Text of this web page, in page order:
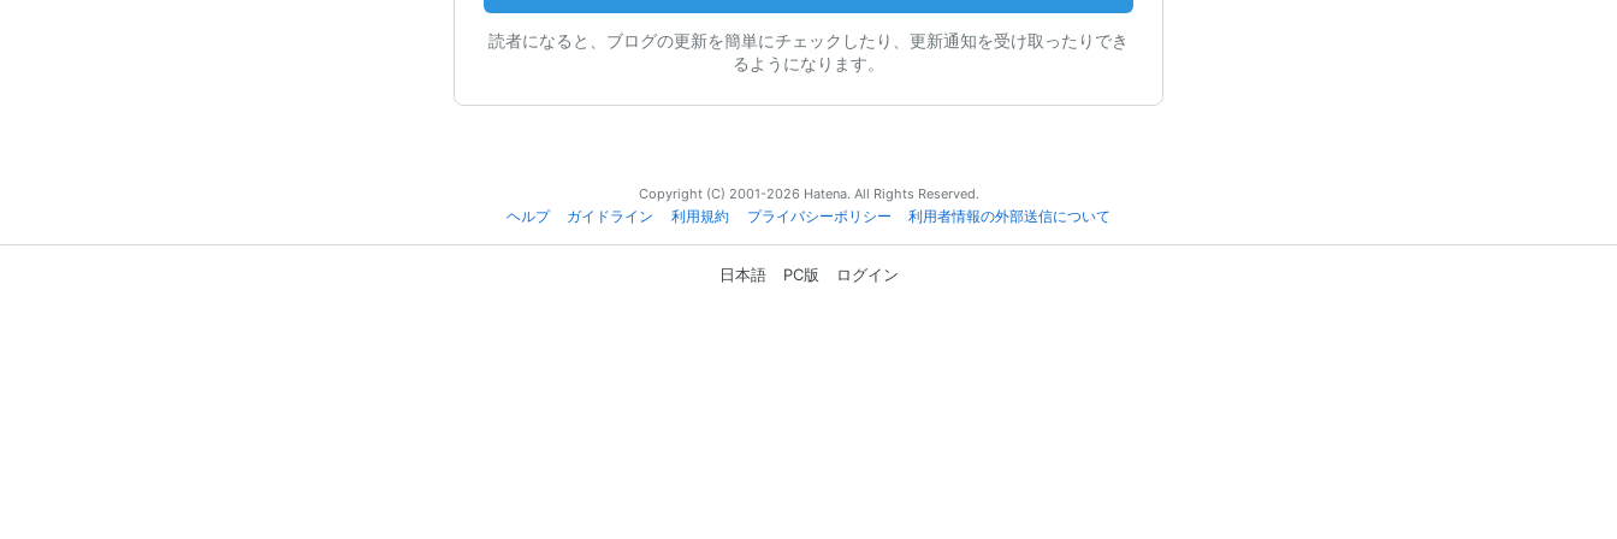
読者になると、ブログの更新を簡単にチェックしたり、更新通知を受け取ったりでき
るようになります。
Copyright (C) 2001-2026 Hatena. All Rights Reserved.
ヘルプ
ガイドライン 利用規約 プライバシーポリシー 利用者情報の外部送信について
日本語 PC版 ログイン